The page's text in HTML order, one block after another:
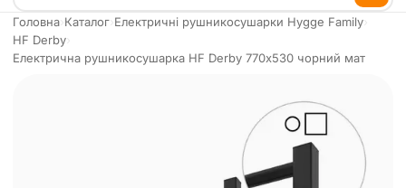
Головна Каталог Електричні рушникосушарки Hygge Family
HF Derby
Електрична рушникосушарка HF Derby 770х530 чорний мат